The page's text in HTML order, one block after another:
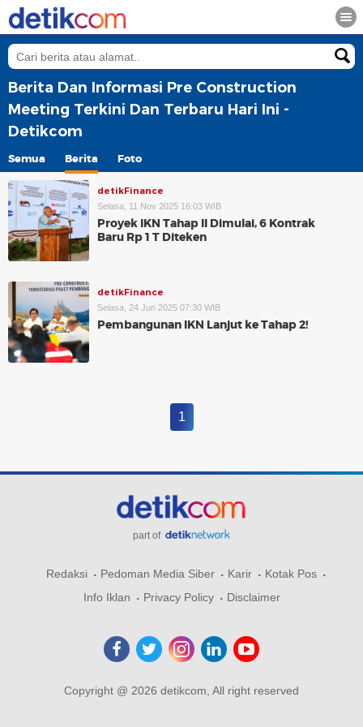
Berita Dan Informasi Pre Construction
Meeting Terkini Dan Terbaru Hari Ini -
Detikcom
Semua Berita Foto
detikFinance
Selasa, 11 Nov 2025 16:03 WIB
Proyek IKN Tahap II Dimulai, 6 Kontrak
Baru Rp 1 T Diteken
detikFinance
Selasa, 24 Jun 2025 07:30 WIB
Pembangunan IKN Lanjut ke Tahap 2!
1
part of
Redaksi Pedoman Media Siber Karir
Kotak Pos
Info Iklan
Privacy Policy Disclaimer
Copyright @ 2026 detikcom, All right reserved